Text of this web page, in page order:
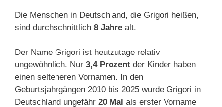
Die Menschen in Deutschland, die Grigori heißen,
sind durchschnittlich 8 Jahre alt.
Der Name Grigori ist heutzutage relativ
ungewöhnlich. Nur 3,4 Prozent der Kinder haben
einen selteneren Vornamen. In den
Geburtsjahrgängen 2010 bis 2025 wurde Grigori in
Deutschland ungefähr 20 Mal als erster Vorname